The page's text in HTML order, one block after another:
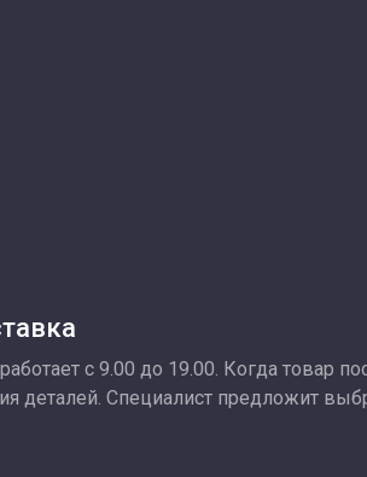
с 9.00 до 19.00. Когда товар
деталей. Специалист предложит